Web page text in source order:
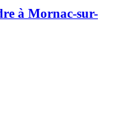
à Mornac-sur-